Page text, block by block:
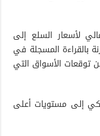
لأسعار السلع إلى
بالقراءة المسجلة في
أعلى من توقعات الأسواق التي
إلى مستويات أعلى